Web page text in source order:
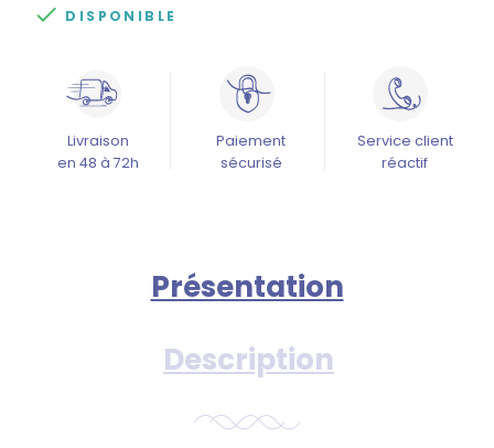
 DISPONIBLE
Livraison
en 48 à 72h
Paiement
sécurisé
Service client
réactif
Présentation
Description